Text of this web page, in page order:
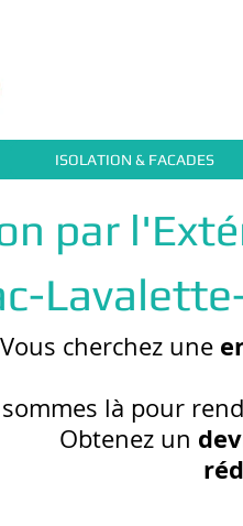
ISOLATION & FACADES
par
Vous cherchez une
là pour
Obtenez un